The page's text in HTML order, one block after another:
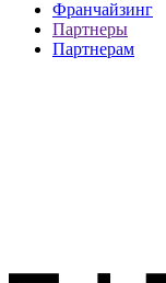
Франчайзинг
Партнеры
Партнерам